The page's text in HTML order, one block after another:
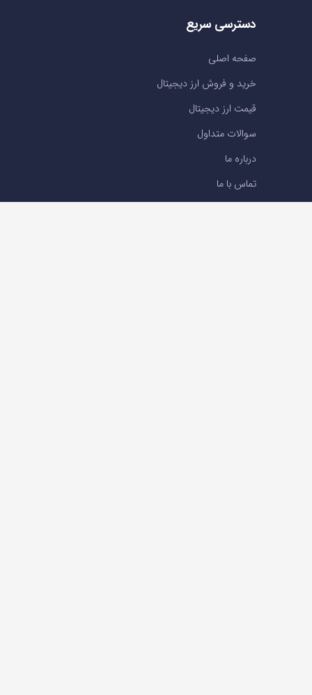
دسترسی سریع
صفحه اصلی
خرید و فروش ارز دیجیتال
قیمت ارز دیجیتال
سوالات متداول
درباره ما
تماس با ما